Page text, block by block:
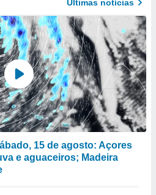
Últimas notícias
15 de agosto: Açores
e aguaceiros; Madeira